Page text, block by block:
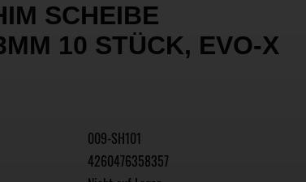
SCHEIBE
10 STÜCK, EVO-X
009-SH101
4260476358357